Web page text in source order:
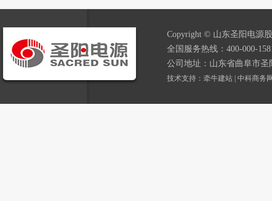
Copyright © 山东圣阳电源
全国服务热线：400-000-
公司地址：山东省曲阜市圣
技术支持： 牵牛建站 | 中科商务